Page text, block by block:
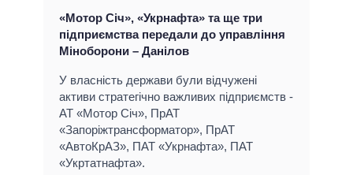
«Мотор Січ», «Укрнафта» та ще три
підприємства передали до управління
Міноборони – Данілов
У власність держави були відчужені
активи стратегічно важливих підприємств -
АТ «Мотор Січ», ПрАТ
«Запоріжтрансформатор», ПрАТ
«АвтоКрАЗ», ПАТ «Укрнафта», ПАТ
«Укртатнафта».